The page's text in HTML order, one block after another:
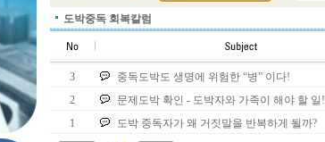
도박중독 회복칼럼
3 중독도박도 생명에 위험한 “병” 이다!
2
문제도박 확인 - 도박자와 가족이 해야 할 일!
1
도박 중독자가 왜 거짓말을 반복하게 될까?